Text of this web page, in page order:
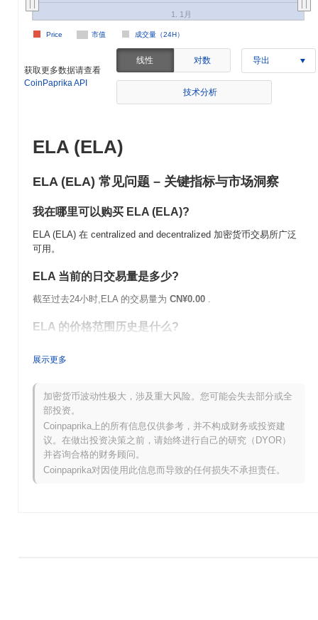
市值 成交量（24H）
Price
1. 1月
获取更多数据请查看
CoinPaprika API
线性 对数 导出
技术分析
ELA (ELA)
ELA (ELA) 常见问题 – 关键指标与市场洞察
我在哪里可以购买 ELA (ELA)?
ELA (ELA) 在 centralized and decentralized 加密货币交易所广泛
可用。
ELA 当前的日交易量是多少?
截至过去24小时,ELA 的交易量为 CN¥0.00 .
ELA 的价格范围历史是什么?
历史最低价(ATL):
ELA 目前的交易价格低于其ATH~100.00%.
与更广泛的加密市场相比,ELA 的表现如何?
在过去7天里,ELA 上涨了0.00%,表现不及整体加密市场 其上涨了
0.02%。这表明相对于更广泛的市场势头,ELA 的价格走势暂时滞
后。
展示更多
加密货币波动性极大，涉及重大风险。您可能会失去部分或全
部投资。
Coinpaprika上的所有信息仅供参考，并不构成财务或投资建
议。在做出投资决策之前，请始终进行自己的研究（DYOR）
并咨询合格的财务顾问。
Coinpaprika对因使用此信息而导致的任何损失不承担责任。